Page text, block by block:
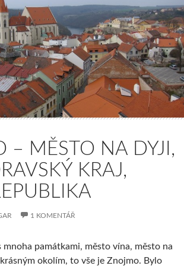
– MĚSTO NA DYJI,
KRAJ,
1 KOMENTÁŘ
památkami, město vína, město na
okolím, to vše je Znojmo. Bylo